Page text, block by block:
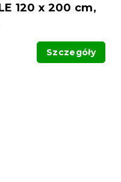
120 x 200 cm,
Szczegóły